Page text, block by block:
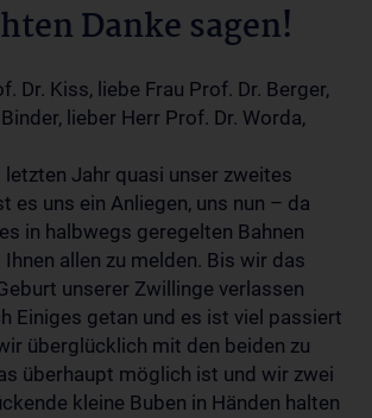
Danke sagen!
Dr. Kiss, liebe Frau Prof. Dr. Berger,
lieber Herr Prof. Dr. Worda,
letzten Jahr quasi unser zweites
es uns ein Anliegen, uns nun – da
in halbwegs geregelten Bahnen
allen zu melden. Bis wir das
unserer Zwillinge verlassen
Einiges getan und es ist viel passiert
überglücklich mit den beiden zu
überhaupt möglich ist und wir zwei
kleine Buben in Händen halten